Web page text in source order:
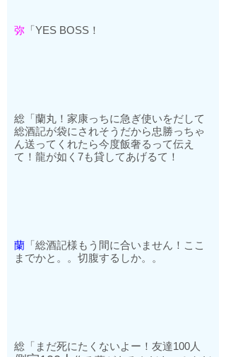
弥 「YES BOSS ！
総「蘭丸！家康っちに急ぎ使いをだして
総酒記が袋にされそうだから忠勝っちゃ
ん送ってくれたら今度飯奢るって伝え
て！龍が如く 7も貸してあげるて！
蘭 「総酒記様もう間に合いません！ここ
までかと。。切腹するしか。。
総「まだ死にたくないよー！友達100人